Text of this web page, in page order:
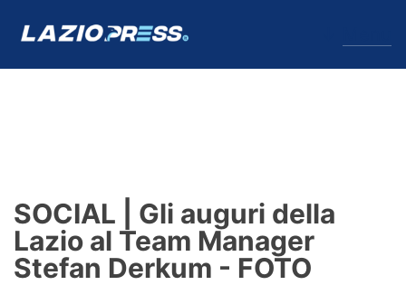
Formello
Infortuni
SOCIAL | Gli auguri della
Lazio al Team Manager
Stefan Derkum - FOTO